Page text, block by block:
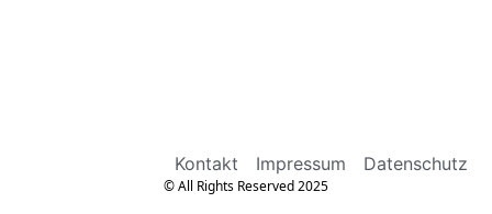
Kontakt Impressum Datenschutz
© All Rights Reserved 2025